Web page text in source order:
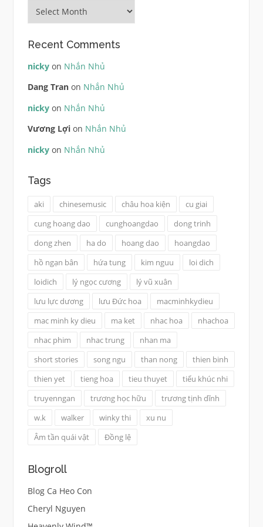
Recent Comments
nickyon Nhắn Nhủ
Dang Tranon Nhắn Nhủ
nickyon Nhắn Nhủ
Vương Lợion Nhắn Nhủ
nickyon Nhắn Nhủ
Tags
aki chinesemusic châu hoa kiện
cu giai
cung hoang dao
cunghoangdao
dong trinh
dong zhen
ha do hoang dao
hoangdao
hồ ngạn bân
hứa tung kim nguu
loi dich
loidich
lý ngọc cương
lý vũ xuân
lưu lực dương
lưu Đức hoa
macminhkydieu
mac minh ky dieu
ma ket nhac hoa
nhachoa
nhac phim
nhac trung
nhan ma
short stories
song ngu than nong
thien binh
thien yet
tieng hoa tieu thuyet
tiểu khúc nhi
truyenngan
trương học hữu
trương tịnh dĩnh
w.k
walker winky thi
xu nu
Âm tần quái vật
Đồng lệ
Blogroll
Blog Ca Heo Con
Cheryl Nguyen